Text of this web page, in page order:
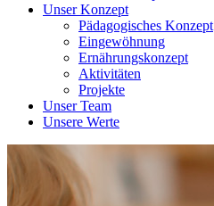
Unser Konzept
Pädagogisches Konzept
Eingewöhnung
Ernährungskonzept
Aktivitäten
Projekte
Unser Team
Unsere Werte